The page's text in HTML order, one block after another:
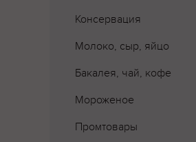
Консервация
Молоко, сыр, яйцо
Бакалея, чай, кофе
Мороженое
Промтовары